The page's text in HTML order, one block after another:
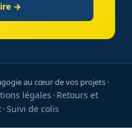
→
au cœur de vos projets ·
légales · Retours et
·Suivi de colis